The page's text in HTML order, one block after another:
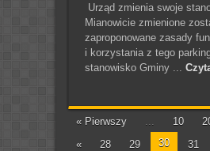
Urząd zmienia swoje
Mianowicie zmienione
zaproponowane zasady
i korzystania z tego
stanowisko Gminy ...
« Pierwszy 10
«
28 29 30 31